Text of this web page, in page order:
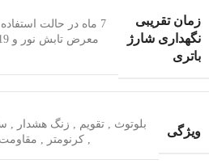
زمان تقریبی
نگهداری شارژ
باتری
7 ماه در حالت
ویژگی بلوتوث , تقویم , زنگ هشدار ,
, کرنومتر ,